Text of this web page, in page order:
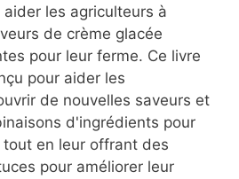
les agriculteurs à
de crème glacée
pour leur ferme. Ce livre
pour aider les
de nouvelles saveurs et
d'ingrédients pour
en leur offrant des
pour améliorer leur